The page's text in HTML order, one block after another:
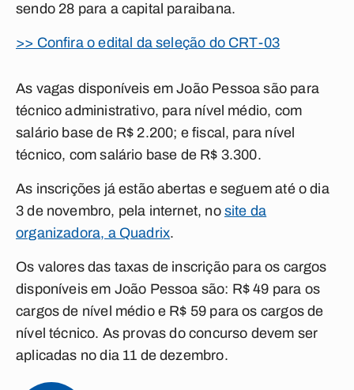
sendo 28 para a capital paraibana.
>> Confira o edital da seleção do CRT-03
As vagas disponíveis em João Pessoa são para
técnico administrativo, para nível médio, com
salário base de R$ 2.200; e fiscal, para nível
técnico, com salário base de R$ 3.300.
As inscrições já estão abertas e seguem até o dia
3 de novembro, pela internet, no site da
organizadora, a Quadrix.
Os valores das taxas de inscrição para os cargos
disponíveis em João Pessoa são: R$ 49 para os
cargos de nível médio e R$ 59 para os cargos de
nível técnico. As provas do concurso devem ser
aplicadas no dia 11 de dezembro.